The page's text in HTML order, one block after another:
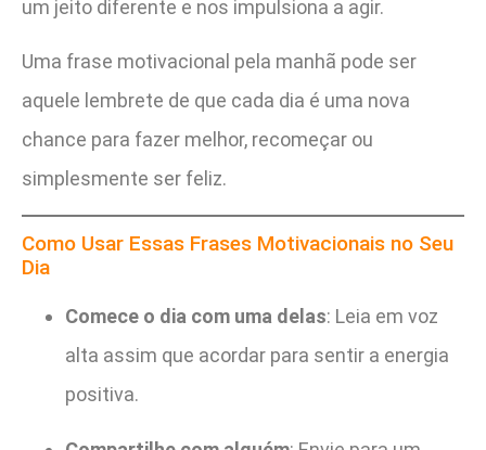
um jeito diferente e nos impulsiona a agir.
Uma frase motivacional pela manhã pode ser
aquele lembrete de que cada dia é uma nova
chance para fazer melhor, recomeçar ou
simplesmente ser feliz.
Como Usar Essas Frases Motivacionais no Seu
Dia
Comece o dia com uma delas: Leia em voz
alta assim que acordar para sentir a energia
positiva.